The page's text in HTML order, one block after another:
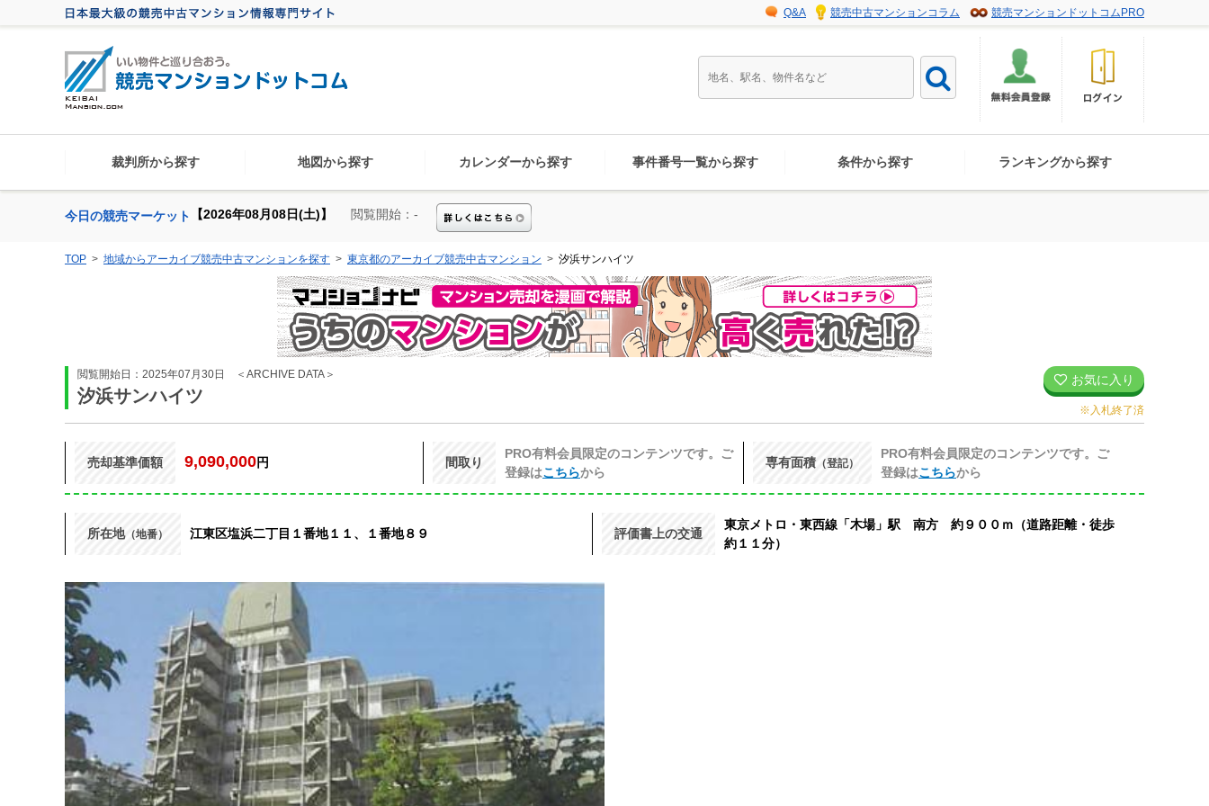
競売マンションドットコムPRO
競売中古マンションコラム
Q&A
裁判所から探す 地図から探す カレンダーから探す 事件番号一覧から探す 条件から探す ランキングから探す
今日の競売マーケット 【2026年08月08日(土)】 閲覧開始：-
TOP 地域からアーカイブ競売中古マンションを探す 東京都のアーカイブ競売中古マンション 汐浜サンハイツ
閲覧開始日：2025年07月30日 ＜ARCHIVE DATA＞
汐浜サンハイツ
お気に入り
※入札終了済
売却基準価額 9,090,000円 間取り
PRO有料会員限定のコンテンツです。ご
登録はこちらから
専有面積（登記）
PRO有料会員限定のコンテンツです。ご
登録はこちらから
所在地（地番） 江東区塩浜二丁目１番地１１、１番地８９ 評価書上の交通
東京メトロ・東西線「木場」駅 南方 約９００ｍ（道路距離・徒歩
約１１分）